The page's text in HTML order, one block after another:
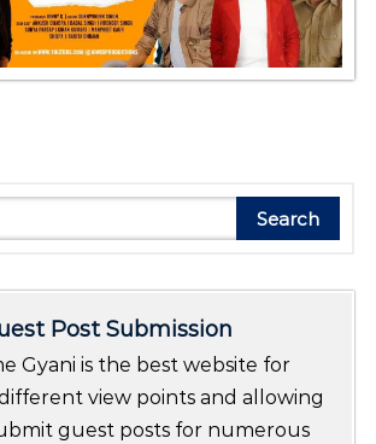
Search
Post Submission
Gyani is the best website for
view points and allowing
guest posts for numerous